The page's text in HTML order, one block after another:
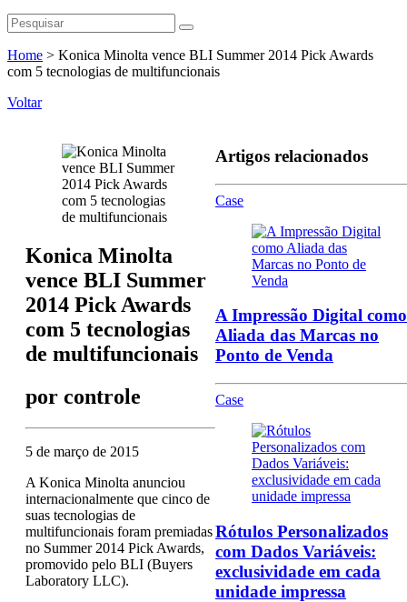
Home > Konica Minolta vence BLI Summer 2014 Pick Awards
com 5 tecnologias de multifuncionais
Voltar
Konica Minolta
vence BLI Summer
2014 Pick Awards
com 5 tecnologias
de multifuncionais
por controle
5 de março de 2015
A Konica Minolta anunciou
internacionalmente que cinco de
suas tecnologias de
multifuncionais foram premiadas
no Summer 2014 Pick Awards,
promovido pelo BLI (Buyers
Laboratory LLC).
Artigos relacionados
Case
A Impressão Digital como
Aliada das Marcas no
Ponto de Venda
Case
Rótulos Personalizados
com Dados Variáveis:
exclusividade em cada
unidade impressa